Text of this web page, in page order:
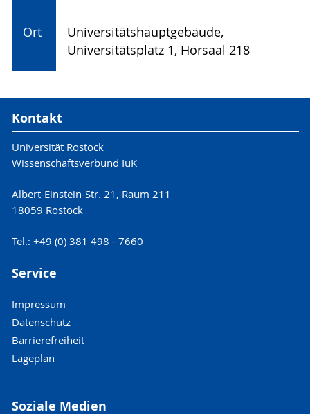
Ort
Universitätshauptgebäude,
Universitätsplatz 1, Hörsaal 218
Kontakt
Universität Rostock
Wissenschaftsverbund IuK
Albert-Einstein-Str. 21, Raum 211
18059 Rostock
Tel.: +49 (0) 381 498 - 7660
Service
Impressum
Datenschutz
Barrierefreiheit
Lageplan
Soziale Medien